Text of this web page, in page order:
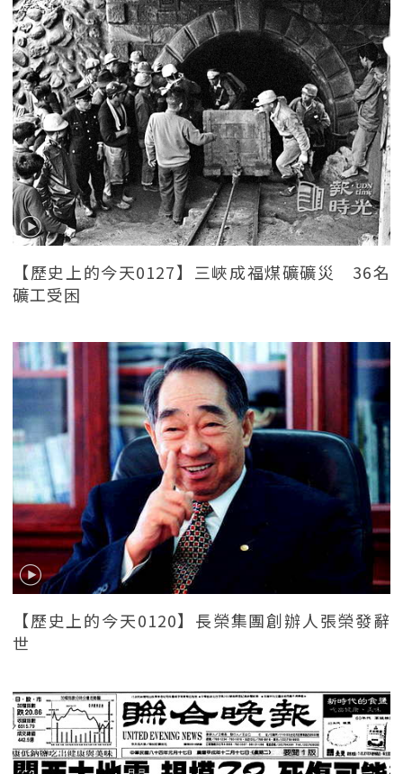
【歷史上的今天0127】三峽成福煤礦礦災 36名
礦工受困
【歷史上的今天0120】長榮集團創辦人張榮發辭
世